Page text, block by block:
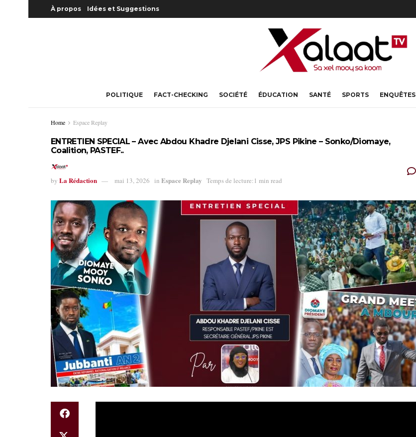
À propos Idées et Suggestions
POLITIQUE FACT-CHECKING SOCIÉTÉ ÉDUCATION SANTÉ SPORTS ENQUÊTES
Home Espace Replay
ENTRETIEN SPECIAL – Avec Abdou Khadre Djelani Cisse, JPS Pikine – Sonko/Diomaye,
Coalition, PASTEF..
by La Rédaction mai 13, 2026 in Espace Replay Temps de lecture:1 min read